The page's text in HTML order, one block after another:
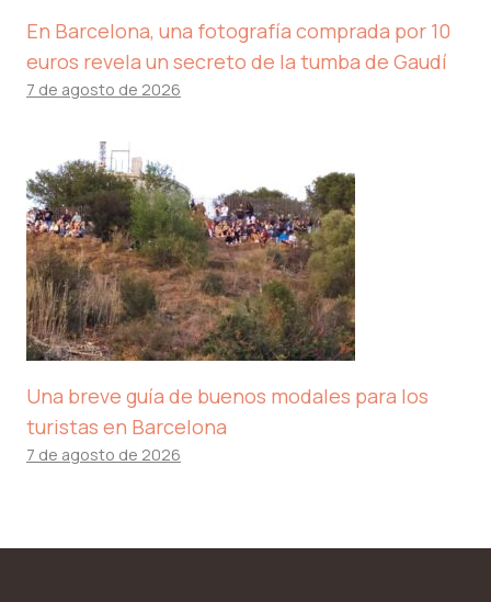
En Barcelona, ​​una fotografía comprada por 10
euros revela un secreto de la tumba de Gaudí
7 de agosto de 2026
Una breve guía de buenos modales para los
turistas en Barcelona
7 de agosto de 2026